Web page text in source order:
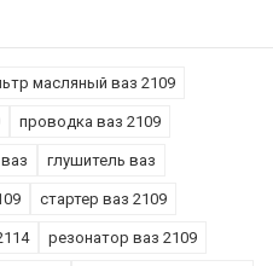
масляный ваз 2109
проводка ваз 2109
глушитель ваз
стартер ваз 2109
резонатор ваз 2109